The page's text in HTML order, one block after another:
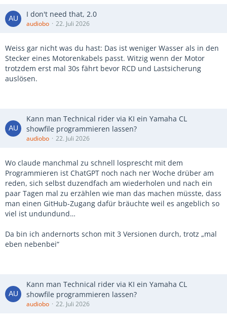
I don't need that, 2.0
audiobo 22. Juli 2026
Weiss gar nicht was du hast: Das ist weniger Wasser als in den
Stecker eines Motorenkabels passt. Witzig wenn der Motor
trotzdem erst mal 30s fährt bevor RCD und Lastsicherung
auslösen.
Kann man Technical rider via KI ein Yamaha CL
showfile programmieren lassen?
audiobo 22. Juli 2026
Wo claude manchmal zu schnell losprescht mit dem
Programmieren ist ChatGPT noch nach ner Woche drüber am
reden, sich selbst duzendfach am wiederholen und nach ein
paar Tagen mal zu erzählen wie man das machen müsste, dass
man einen GitHub-Zugang dafür bräuchte weil es angeblich so
viel ist undundund…
Da bin ich andernorts schon mit 3 Versionen durch, trotz „mal
eben nebenbei“
Kann man Technical rider via KI ein Yamaha CL
showfile programmieren lassen?
audiobo 22. Juli 2026